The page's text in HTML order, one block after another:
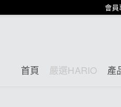
會員
首頁 嚴選HARIO 產